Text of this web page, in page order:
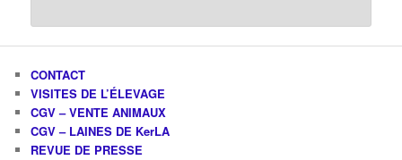
CONTACT
VISITES DE L’ÉLEVAGE
CGV – VENTE ANIMAUX
CGV – LAINES DE KerLA
REVUE DE PRESSE